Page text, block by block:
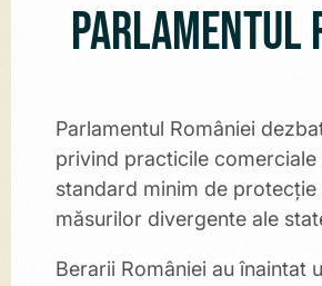
Parlamentul
Parlamentul României
privind practicile comerciale
standard minim de
măsurilor divergente ale
Berarii României au înaintat